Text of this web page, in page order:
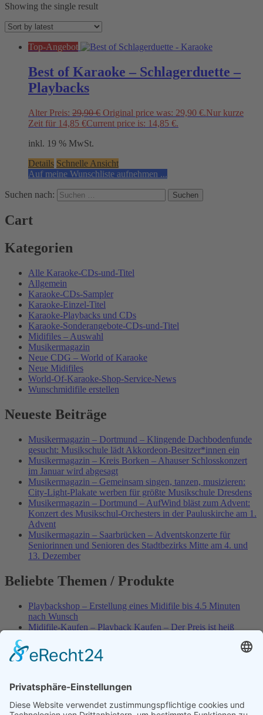
Showing the single result
Top-Angebot
Best of Karaoke – Schlagerduette –
Playbacks
Alter Preis: 29,90€ Original price was: 29,90 €.Nur kurze
Zeit für 14,85 €Current price is: 14,85 €.
inkl. 19 % MwSt.
Details Schnelle Ansicht
Auf meine Wunschliste aufnehmen ...
Suchen nach:
Cart
Kategorien
Alle Karaoke-CDs-und-Titel
Allgemein
Karaoke-CDs-Sampler
Karaoke-Einzel-Titel
Karaoke-Playbacks und CDs
Karaoke-Sonderangebote-CDs-und-Titel
Midifiles – Auswahl
Musikermagazin
Neue CDG – World of Karaoke
Neue Midifiles
World-Of-Karaoke-Shop-Service-News
Wunschmidifile erstellen
Neueste Beiträge
Musikermagazin – Dortmund – Klingende Dachbodenfunde
gesucht: Musikschule lädt Akkordeon-Besitzer*innen ein
Musikermagazin – Kreis Borken – Ahauser Schlosskonzert
im Januar wird abgesagt
Musikermagazin – Gemeinsam singen, tanzen, musizieren:
City-Light-Plakate werben für größte Musikschule Dresdens
Musikermagazin – Dortmund – AufWind bläst zum Advent:
Konzert des Musikschul-Orchesters in der Pauluskirche am 1.
Advent
Musikermagazin – Saarbrücken – Adventskonzerte für
Seniorinnen und Senioren des Stadtbezirks Mitte am 4. und
13. Dezember
Beliebte Themen / Produkte
Playbackshop – Erstellung eines Midifile bis 4.5 Minuten
nach Wunsch
Midifile-Kaufen – Playback Kaufen – Der Preis ist heiß
Best of Karaoke – Roy Black – Playbacks – Absolute Rarität
World-of-Karaoke – Midifiles kaufen – Ich baue Dein
Playbackshop – Erstellung eines Wunschmidifile bis 3.5
Minuten
10 Spanische All-TIME Sommerhits als Karaoke-Playbacks –